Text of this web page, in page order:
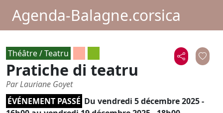
Agenda-Balagne.corsica
Théâtre / Teatru
Pratiche di teatru
Par Lauriane Goyet
ÉVÉNEMENT PASSÉ Du vendredi 5 décembre 2025 -